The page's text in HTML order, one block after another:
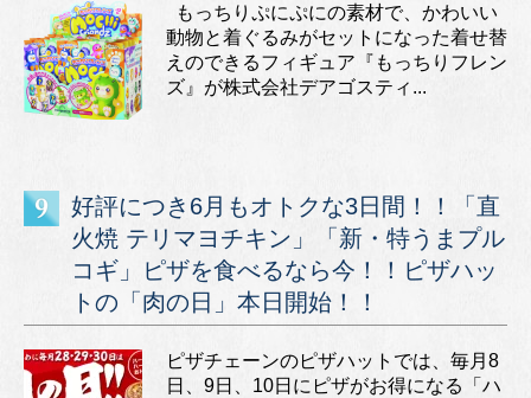
もっちりぷにぷにの素材で、かわいい
動物と着ぐるみがセットになった着せ替
えのできるフィギュア『もっちりフレン
ズ』が株式会社デアゴスティ...
好評につき6月もオトクな3日間！！「直
火焼 テリマヨチキン」「新・特うまプル
コギ」ピザを食べるなら今！！ピザハッ
トの「肉の日」本日開始！！
ピザチェーンのピザハットでは、毎月8
日、9日、10日にピザがお得になる「ハ